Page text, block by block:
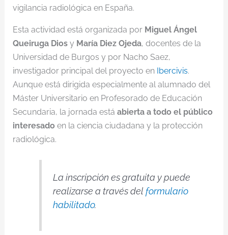
vigilancia radiológica en España.
Esta actividad está organizada por Miguel Ángel
Queiruga Diosy María Diez Ojeda, docentes de la
Universidad de Burgos y por Nacho Saez,
investigador principal del proyecto en Ibercivis.
Aunque está dirigida especialmente al alumnado del
Máster Universitario en Profesorado de Educación
Secundaria, la jornada está abierta a todo el público
interesadoen la ciencia ciudadana y la protección
radiológica.
La inscripción es gratuita y puede
realizarse a través del formulario
habilitado.